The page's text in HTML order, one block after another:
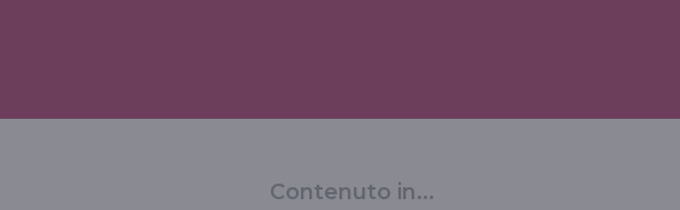
Contenuto in...